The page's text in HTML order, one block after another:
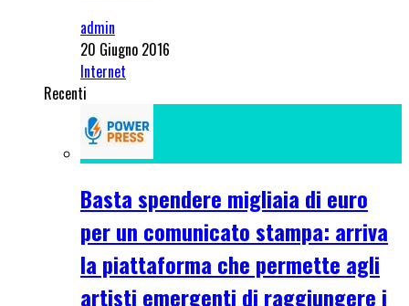
admin
20 Giugno 2016
Internet
Recenti
Basta spendere migliaia di euro
per un comunicato stampa: arriva
la piattaforma che permette agli
artisti emergenti di raggiungere i